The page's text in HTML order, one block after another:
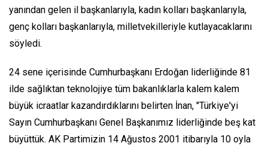
yanından gelen il başkanlarıyla, kadın kolları başkanlarıyla,
genç kolları başkanlarıyla, milletvekilleriyle kutlayacaklarını
söyledi.
24 sene içerisinde Cumhurbaşkanı Erdoğan liderliğinde 81
ilde sağlıktan teknolojiye tüm bakanlıklarla kalem kalem
büyük icraatlar kazandırdıklarını belirten İnan, "Türkiye'yi
Sayın Cumhurbaşkanı Genel Başkanımız liderliğinde beş kat
büyüttük. AK Partimizin 14 Ağustos 2001 itibarıyla 10 oyla